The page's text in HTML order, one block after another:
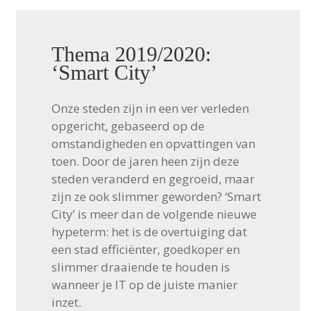
Thema 2019/2020:
‘Smart City’
Onze steden zijn in een ver verleden
opgericht, gebaseerd op de
omstandigheden en opvattingen van
toen. Door de jaren heen zijn deze
steden veranderd en gegroeid, maar
zijn ze ook slimmer geworden? ‘Smart
City’ is meer dan de volgende nieuwe
hypeterm: het is de overtuiging dat
een stad efficiënter, goedkoper en
slimmer draaiende te houden is
wanneer je IT op de juiste manier
inzet.